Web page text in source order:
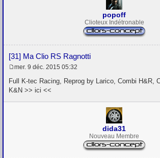
popoff
Clioteux Indétronable
[31] Ma Clio RS Ragnotti
e
s
s
a
mer. 9 déc. 2015 05:32
Full K-tec Racing, Reprog by Larico, Combi H&R,
K&N >> ici <<
dida31
Nouveau Membre